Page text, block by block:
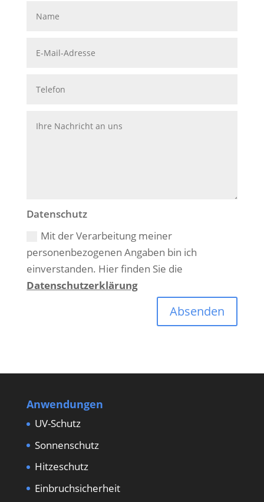
Datenschutz
Mit der Verarbeitung meiner
personenbezogenen Angaben bin ich
einverstanden. Hier finden Sie die
Datenschutzerklärung
Absenden
Anwendungen
UV-Schutz
Sonnenschutz
Hitzeschutz
Einbruchsicherheit